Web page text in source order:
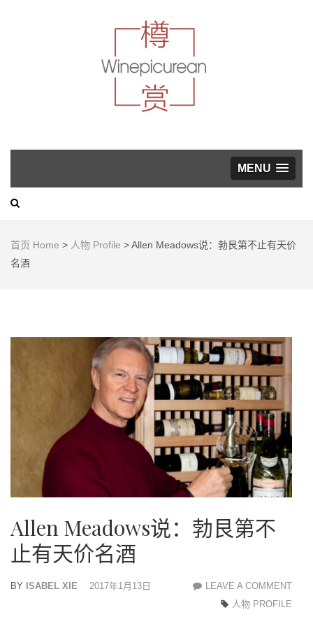
MENU
首页 Home > 人物 Profile >Allen Meadows说：勃艮第不止有天价
名酒
Allen Meadows说：勃艮第不
止有天价名酒
BY ISABEL XIE 2017年1月13日 LEAVE A COMMENT
人物 PROFILE